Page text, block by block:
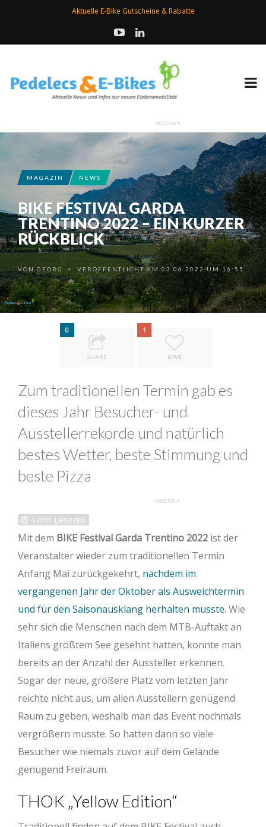
Aktuelle E-Bike Gutscheine & Rabatte
MAGAZIN NEWS
BIKE FESTIVAL GARDA
TRENTINO 2022 – EIN KURZER
RÜCKBLICK
VONGEORG • VERÖFFENTLICHT AM 03.06.2022 UM 16:55
0
SHARE
1
LOVE
Zum traditionellen Termin gab es
dieses Jahr Besucher- und
Ausstellerrekorde und natürlich
bestes Wetter, beste Stimmung und
beste Pizza
4 min Lesezeit
Mit dem BIKE Festival Garda Trentino 2022 ist der
Veranstalter wieder zum traditionellen Termin
Anfang Mai zurückgekehrt, nachdem im
vergangenen Jahr der Oktober als Ausweichtermin
und für den Saisonausklang herhalten musste. Wie
sehr sich die Menschen nach dem MTB-Auftakt an
Italiens größtem See gesehnt hatten, konnte man
bereits an der Anzahl der Aussteller erkennen.
Sogar der neue, größere Platz vom letzten Jahr
reichte nicht aus, um allen Ausstellern genügend
Raum zu geben, weshalb man das Event nochmals
vergrößern musste. So hatten dann so viele
Besucher wie niemals zuvor auf dem Gelände
genügend Freiraum.
THOK „Yellow Edition“